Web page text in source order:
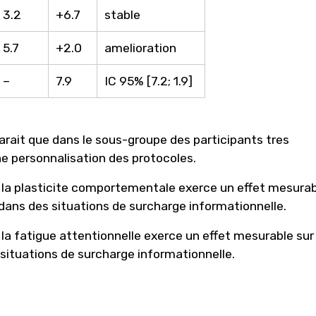
3.2 +6.7 stable
5.7 +2.0 amelioration
– 7.9 IC 95% [7.2; 1.9]
que dans le sous-groupe des participants tres
personnalisation des protocoles.
plasticite comportementale exerce un effet
des situations de surcharge informationnelle.
fatigue attentionnelle exerce un effet mesurable sur
de surcharge informationnelle.